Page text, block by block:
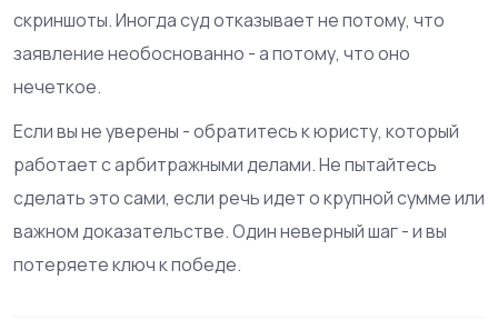
скриншоты. Иногда суд отказывает не потому, что
заявление необоснованно - а потому, что оно
нечеткое.
Если вы не уверены - обратитесь к юристу, который
работает с арбитражными делами. Не пытайтесь
сделать это сами, если речь идет о крупной сумме или
важном доказательстве. Один неверный шаг - и вы
потеряете ключ к победе.